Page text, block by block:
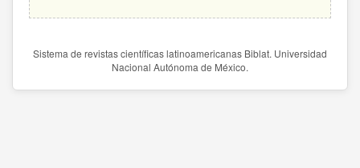
Sistema de revistas científicas latinoamericanas Biblat. Universidad
Nacional Autónoma de México.